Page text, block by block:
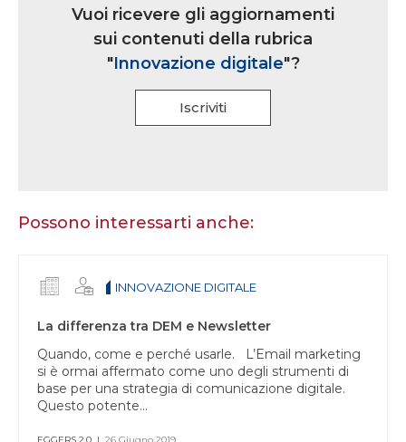
iscrizioneVuoi ricevere gli aggiornamenti
sui contenuti della rubrica
"Innovazione digitale"?
Iscriviti
essere
questo
campo
Possono interessarti anche:
INNOVAZIONE DIGITALE
La differenza tra DEM e Newsletter
Quando, come e perché usarle. L’Email marketing
si è ormai affermato come uno degli strumenti di
base per una strategia di comunicazione digitale.
Questo potente...